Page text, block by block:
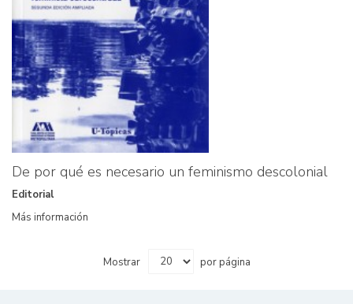
De por qué es necesario un feminismo descolonial
Editorial
Más información
Mostrar por página